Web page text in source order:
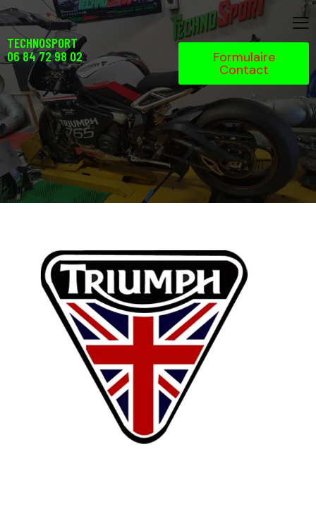
TECHNOSPORT
06 84 72 98 02
Formulaire
Contact